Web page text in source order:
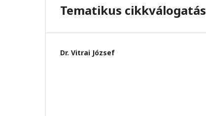
Tematikus
Dr. Vitrai József